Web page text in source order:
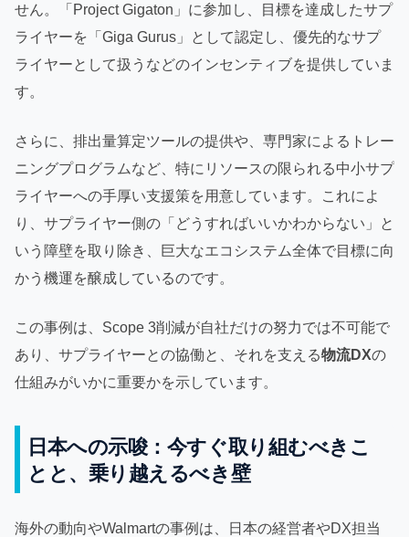
せん。「Project Gigaton」に参加し、目標を達成したサプ
ライヤーを「Giga Gurus」として認定し、優先的なサプ
ライヤーとして扱うなどのインセンティブを提供していま
す。
さらに、排出量算定ツールの提供や、専門家によるトレー
ニングプログラムなど、特にリソースの限られる中小サプ
ライヤーへの手厚い支援策を用意しています。これによ
り、サプライヤー側の「どうすればいいかわからない」と
いう障壁を取り除き、巨大なエコシステム全体で目標に向
かう機運を醸成しているのです。
この事例は、Scope 3削減が自社だけの努力では不可能で
あり、サプライヤーとの協働と、それを支える物流DXの
仕組みがいかに重要かを示しています。
日本への示唆：今すぐ取り組むべきこ
とと、乗り越えるべき壁
海外の動向やWalmartの事例は、日本の経営者やDX担当